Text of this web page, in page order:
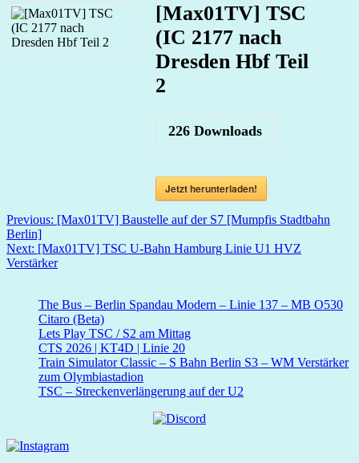
[Max01TV] TSC
(IC 2177 nach
Dresden Hbf Teil
2
226Downloads
Jetzt herunterladen!
Beitragsnavigation
Previous: [Max01TV] Baustelle auf der S7 [Mumpfis Stadtbahn
Berlin]
Next: [Max01TV] TSC U-Bahn Hamburg Linie U1 HVZ
Verstärker
The Bus – Berlin Spandau Modern – Linie 137 – MB O530
Citaro (Beta)
Lets Play TSC / S2 am Mittag
CTS 2026 | KT4D | Linie 20
Train Simulator Classic – S Bahn Berlin S3 – WM Verstärker
zum Olymbiastadion
TSC – Streckenverlängerung auf der U2